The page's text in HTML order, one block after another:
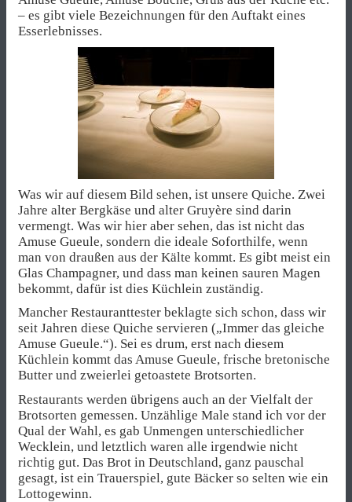
– es gibt viele Bezeichnungen für den Auftakt eines
Esserlebnisses.
Was wir auf diesem Bild sehen, ist unsere Quiche. Zwei
Jahre alter Bergkäse und alter Gruyère sind darin
vermengt. Was wir hier aber sehen, das ist nicht das
Amuse Gueule, sondern die ideale Soforthilfe, wenn
man von draußen aus der Kälte kommt. Es gibt meist ein
Glas Champagner, und dass man keinen sauren Magen
bekommt, dafür ist dies Küchlein zuständig.
Mancher Restauranttester beklagte sich schon, dass wir
seit Jahren diese Quiche servieren („Immer das gleiche
Amuse Gueule.“). Sei es drum, erst nach diesem
Küchlein kommt das Amuse Gueule, frische bretonische
Butter und zweierlei getoastete Brotsorten.
Restaurants werden übrigens auch an der Vielfalt der
Brotsorten gemessen. Unzählige Male stand ich vor der
Qual der Wahl, es gab Unmengen unterschiedlicher
Wecklein, und letztlich waren alle irgendwie nicht
richtig gut. Das Brot in Deutschland, ganz pauschal
gesagt, ist ein Trauerspiel, gute Bäcker so selten wie ein
Lottogewinn.